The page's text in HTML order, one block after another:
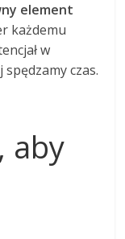
element
każdemu
w
czas.
aby